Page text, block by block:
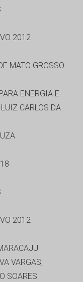
2012
MATO GROSSO
ENERGIA E
CARLOS DA
2012
VARGAS,
SOARES